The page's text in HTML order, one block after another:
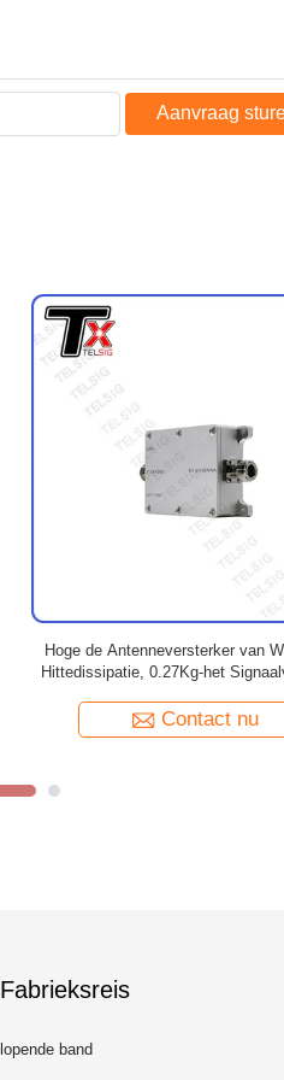
Aanvraag
6V - 18V de Hulpversterker van
Versterker van Software
Contact nu
Fabrieksreis
lopende band